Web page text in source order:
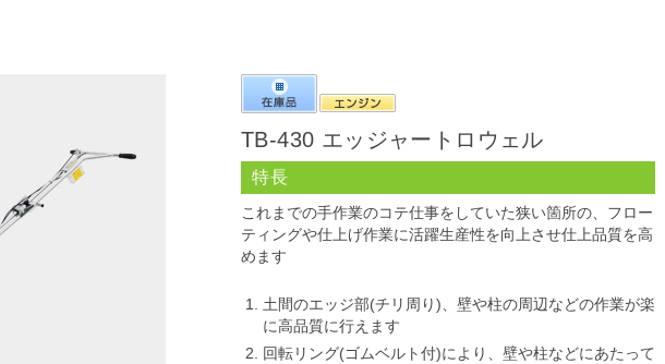
TB-430 エッジャートロウェル
特長
これまでの手作業のコテ仕事をしていた狭い箇所の、フロー
ティングや仕上げ作業に活躍生産性を向上させ仕上品質を高
めます
土間のエッジ部(チリ周り)、壁や柱の周辺などの作業が楽
に高品質に行えます
回転リング(ゴムベルト付)により、壁や柱などにあたって